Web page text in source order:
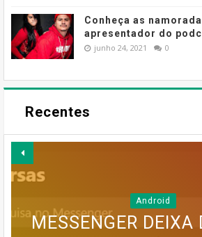
Conheça as
apresentador do
junho 24, 2021 0
Recentes
Android
MESSENGER DEIXA